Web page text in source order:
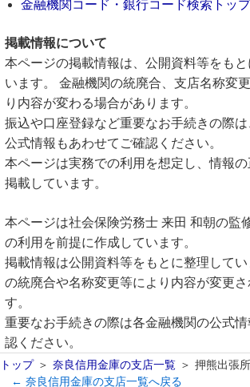
金融機関コード・銀行コード検索トップ
掲載情報について
本ページの掲載情報は、公開資料等をも
います。 金融機関の統廃合、支店名称変
り内容が変わる場合があります。
振込や口座登録など重要なお手続きの際
公式情報もあわせてご確認ください。
本ページは実務での利用を想定し、情報
掲載しています。
本ページは社会保険労務士 来田 和朝の監
の利用を前提に作成しています。
掲載情報は公開資料等をもとに整理して
の統廃合や名称変更等により内容が変更さ
す。
重要なお手続きの際は各金融機関の公式
認ください。
トップ 奈良信用金庫の支店一覧
押熊出張所
← 奈良信用金庫の支店一覧へ戻る